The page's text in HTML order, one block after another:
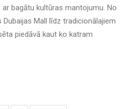
bagātu kultūras mantojumu. No
Mall līdz tradicionālajiem
piedāvā kaut ko katram